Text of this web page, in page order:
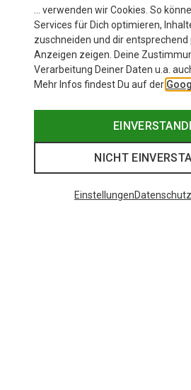
Petzl
Corax
CHF
… verwenden wir Cookies. So
Services für Dich optimieren,
zuschneiden und dir
Anzeigen zeigen. Deine
Verarbeitung Deiner Daten u.a.
Mehr Infos findest Du auf der
NICHT
EinstellungenDatenschutz